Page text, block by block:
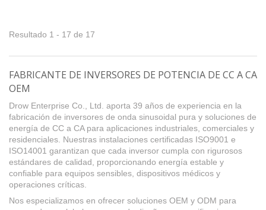
Resultado 1 - 17 de 17
FABRICANTE DE INVERSORES DE POTENCIA DE CC A CA
OEM
Drow Enterprise Co., Ltd. aporta 39 años de experiencia en la
fabricación de inversores de onda sinusoidal pura y soluciones de
energía de CC a CA para aplicaciones industriales, comerciales y
residenciales. Nuestras instalaciones certificadas ISO9001 e
ISO14001 garantizan que cada inversor cumpla con rigurosos
estándares de calidad, proporcionando energía estable y
confiable para equipos sensibles, dispositivos médicos y
operaciones críticas.
Nos especializamos en ofrecer soluciones OEM y ODM para